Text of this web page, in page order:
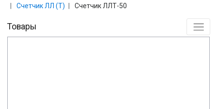
Счетчик ЛЛ (Т)
Счетчик ЛЛТ-50
Товары